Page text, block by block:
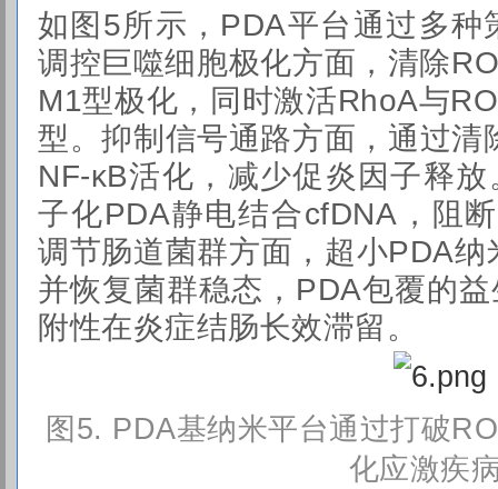
如图5所示，PDA平台通过多种
调控巨噬细胞极化方面，清除
M1型极化，同时激活RhoA与
型。抑制信号通路方面，通过
NF-κB活化，减少促炎因子释
子化PDA静电结合cfDNA，阻
调节肠道菌群方面，超小PDA
并恢复菌群稳态，PDA包覆的
附性在炎症结肠长效滞留。
图 5. PDA基纳米平台通过打破
化应激疾